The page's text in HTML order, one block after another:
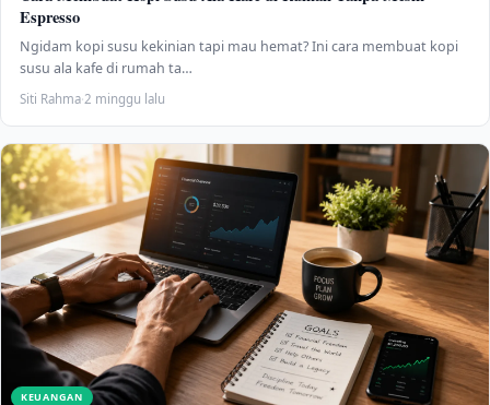
Espresso
Ngidam kopi susu kekinian tapi mau hemat? Ini cara membuat kopi
susu ala kafe di rumah ta…
Siti Rahma·2 minggu lalu
KEUANGAN